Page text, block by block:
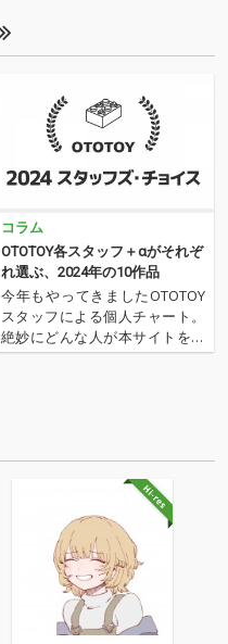
コラム
OTOTOY各スタッフ＋αがそれぞ
れ選ぶ、2024年の10作品
今年もやってきましたOTOTOY
スタッフによる個人チャート。
絶妙にどんな人が本サイトを運
営しているのか？ そんな自己
チャートをお届けします…